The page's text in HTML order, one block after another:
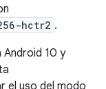
hctr2 .
Android 10 y
el uso del modo